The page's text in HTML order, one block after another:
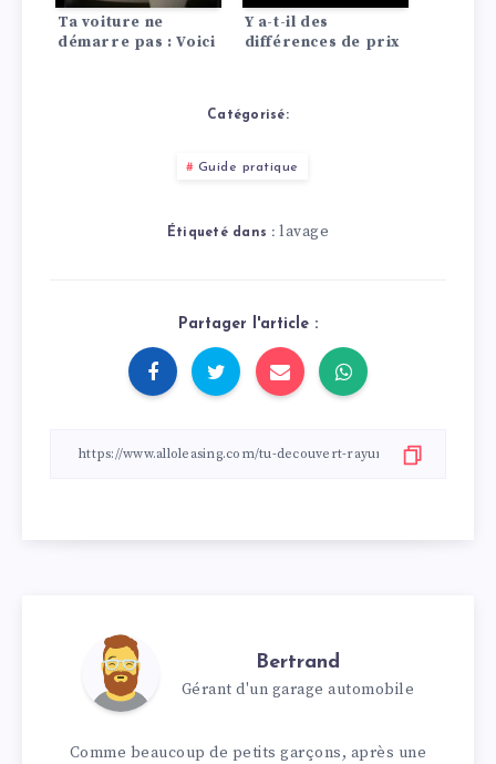
Ta voiture ne
démarre pas : Voici
Y a-t-il des
différences de prix
Catégorisé:
Guide pratique
Étiqueté dans : lavage
Partager l'article :
Bertrand
Gérant d'un garage automobile
Comme beaucoup de petits garçons, après une